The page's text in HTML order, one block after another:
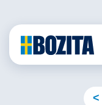
content